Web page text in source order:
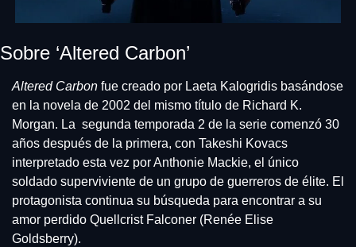
Sobre ‘Altered Carbon’
Altered Carbon fue creado por Laeta Kalogridis basándose
en la novela de 2002 del mismo título de Richard K.
Morgan. La  segunda temporada 2 de la serie comenzó 30
años después de la primera, con Takeshi Kovacs
interpretado esta vez por Anthonie Mackie, el único
soldado superviviente de un grupo de guerreros de élite. El
protagonista continua su búsqueda para encontrar a su
amor perdido Quellcrist Falconer (Renée Elise
Goldsberry).